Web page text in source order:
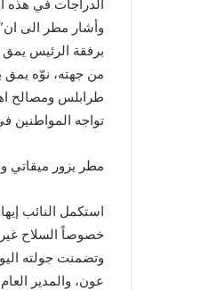
الدراجات في هذه
برفقة الرئيس يمق
من جهته، نوّه يمق
طرابلس ومصالح
تواجه المواطنين
مطر يزور
استكمل النائب
خصوصاً السلاح
وتضمنت جولته
عون، والمدير